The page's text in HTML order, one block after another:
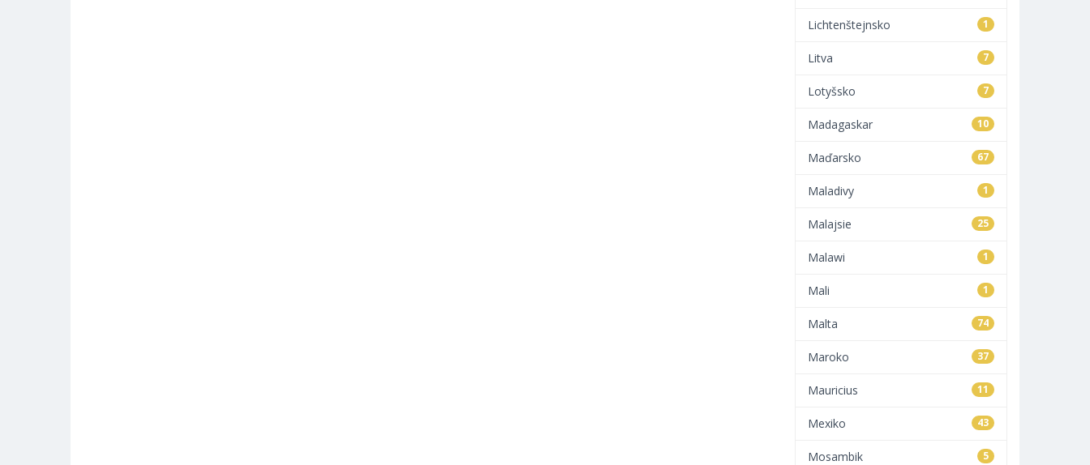
1
Lichtenštejnsko
7
Litva
7
Lotyšsko
10
Madagaskar
67
Maďarsko
1
Maladivy
25
Malajsie
1
Malawi
1
Mali
74
Malta
37
Maroko
11
Mauricius
43
Mexiko
5
Mosambik